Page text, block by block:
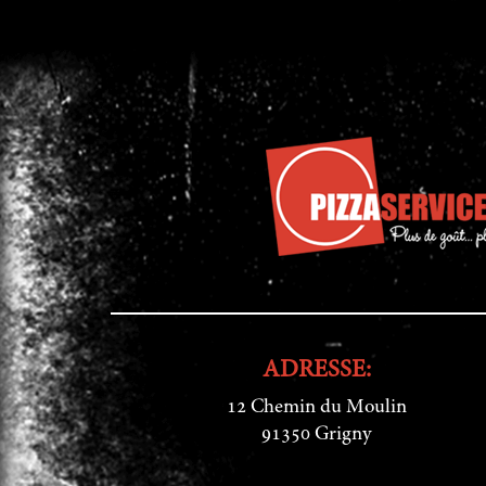
ADRESSE:
12 Chemin du Moulin
91350 Grigny